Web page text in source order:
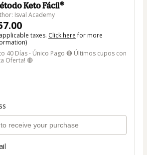
Keto Fácil®
Isval Academy
taxes. Click herefor more
40 Días - Único Pago 🔴 Últimos cupos con
Oferta! 🔴